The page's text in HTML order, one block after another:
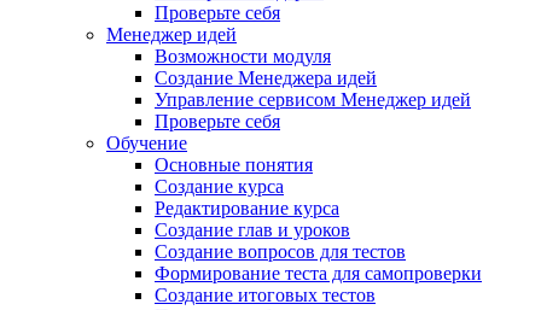
Проверьте себя
Менеджер идей
Возможности модуля
Создание Менеджера идей
Управление сервисом Менеджер идей
Проверьте себя
Обучение
Основные понятия
Создание курса
Редактирование курса
Создание глав и уроков
Создание вопросов для тестов
Формирование теста для самопроверки
Создание итоговых тестов